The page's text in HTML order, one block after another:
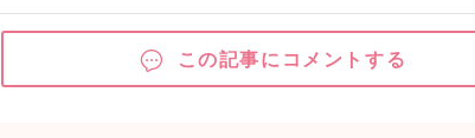
この記事にコメントする